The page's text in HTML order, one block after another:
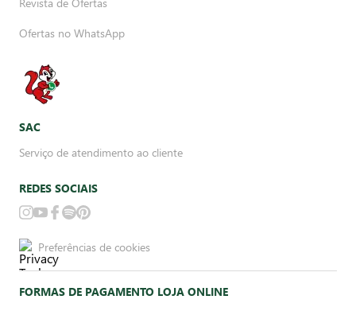
Revista de Ofertas
Ofertas no WhatsApp
SAC
Serviço de atendimento ao cliente
REDES SOCIAIS
Preferências de cookies
FORMAS DE PAGAMENTO LOJA ONLINE